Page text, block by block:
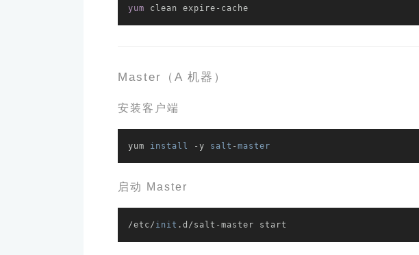
yum clean expire-cache
Master（A 机器）
安装客户端
yum install -y salt - master
启动 Master
/etc/ init .d/salt-master start